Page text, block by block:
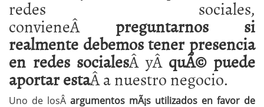
redes sociales,
convieneÂ preguntarnos si
realmente debemos tener presencia
en redes socialesÂ yÂ quÃ© puede
aportar estaÂ a nuestro negocio.
Uno de losÂ argumentos mÃ¡s utilizados en favor de